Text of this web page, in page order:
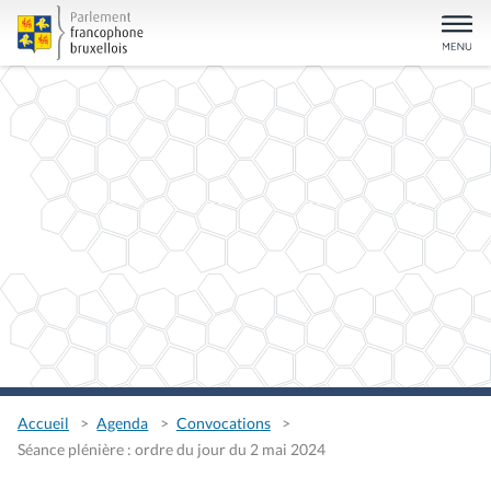
Accueil Agenda
Convocations
Séance plénière : ordre du jour du 2 mai 2024